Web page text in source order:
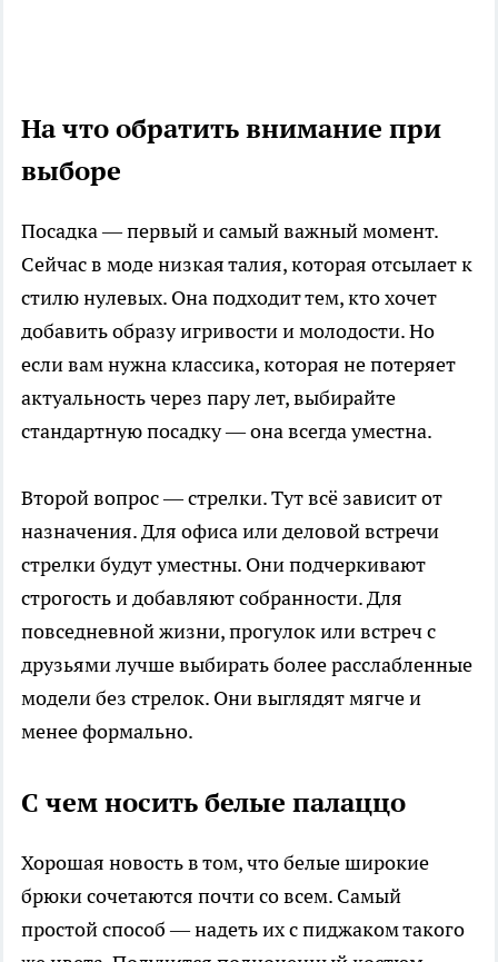
На что обратить внимание при
выборе
Посадка — первый и самый важный момент.
Сейчас в моде низкая талия, которая отсылает к
стилю нулевых. Она подходит тем, кто хочет
добавить образу игривости и молодости. Но
если вам нужна классика, которая не потеряет
актуальность через пару лет, выбирайте
стандартную посадку — она всегда уместна.
Второй вопрос — стрелки. Тут всё зависит от
назначения. Для офиса или деловой встречи
стрелки будут уместны. Они подчеркивают
строгость и добавляют собранности. Для
повседневной жизни, прогулок или встреч с
друзьями лучше выбирать более расслабленные
модели без стрелок. Они выглядят мягче и
менее формально.
С чем носить белые палаццо
Хорошая новость в том, что белые широкие
брюки сочетаются почти со всем. Самый
простой способ — надеть их с пиджаком такого